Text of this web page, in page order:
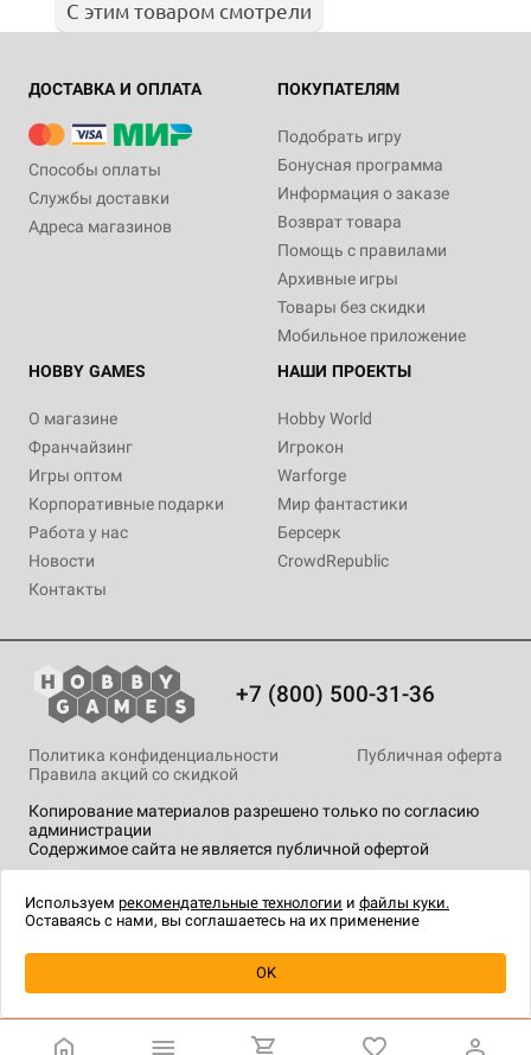
Уведомить о наличии
С этим товаром смотрели
ДОСТАВКА И ОПЛАТА
Способы оплаты
Службы доставки
Адреса магазинов
ПОКУПАТЕЛЯМ
Подобрать игру
Бонусная программа
Информация о заказе
Возврат товара
Помощь с правилами
Архивные игры
Товары без скидки
Мобильное приложение
HOBBY GAMES
О магазине
Франчайзинг
Игры оптом
Корпоративные подарки
Работа у нас
Новости
Контакты
НАШИ ПРОЕКТЫ
Hobby World
Игрокон
Warforge
Мир фантастики
Берсерк
CrowdRepublic
+7 (800) 500-31-36
Копирование материалов разрешено только по согласию
администрации
Содержимое сайта не является публичной офертой
Политика конфиденциальности
Публичная оферта
Правила акций со скидкой
технологии.
Используем рекомендательные технологии и файлы куки.
Оставаясь с нами, вы соглашаетесь на их применение
OK